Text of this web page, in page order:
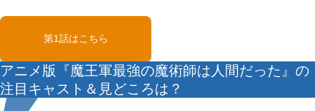
第1話はこちら
アニメ版『魔王軍最強の魔術師は人間だった』の
注目キャスト＆見どころは？